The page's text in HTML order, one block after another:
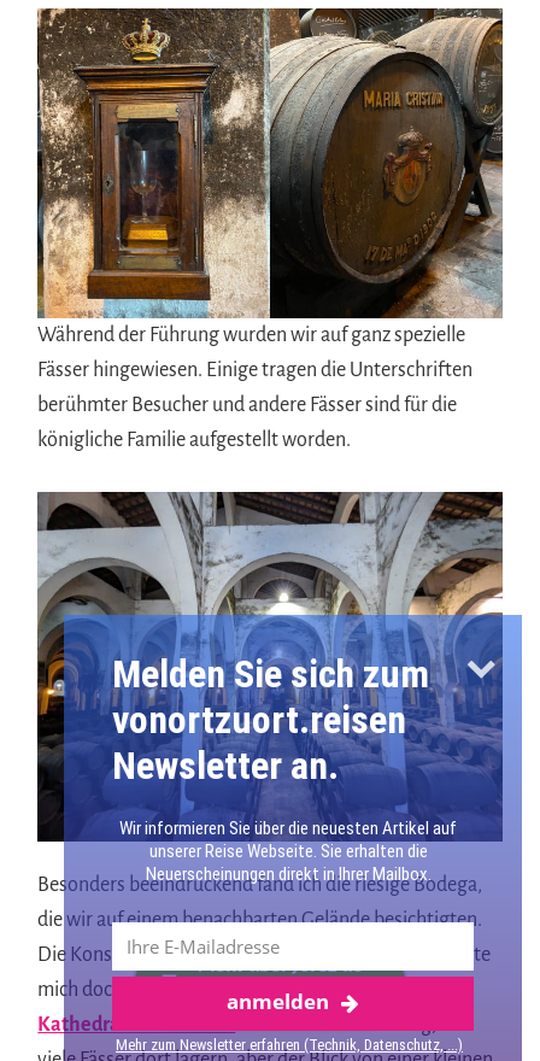
Während der Führung wurden wir auf ganz spezielle
Fässer hingewiesen. Einige tragen die Unterschriften
berühmter Besucher und andere Fässer sind für die
königliche Familie aufgestellt worden.
Besonders beeindruckend fand ich die riesige Bodega,
die wir auf einem benachbarten Gelände besichtigten.
Die Konstruktion mit den Pfeilern und Bögen erinnerte
mich doch sehr an den Besuch der
Moschee-
Kathedrale in Córdoba
Mehr über Jerez de
la Frontera
Melden Sie sich zum
vonortzuort.reisen
Newsletter an.
Wir informieren Sie über die neuesten Artikel auf
unserer Reise Webseite. Sie erhalten die
Neuerscheinungen direkt in Ihrer Mailbox.
anmelden
Mehr zum Newsletter erfahren (Technik, Datenschutz, ...)